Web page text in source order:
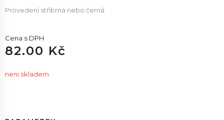
Provedení stříbrná nebo černá
Cena s DPH
82.00 Kč
neni skladem